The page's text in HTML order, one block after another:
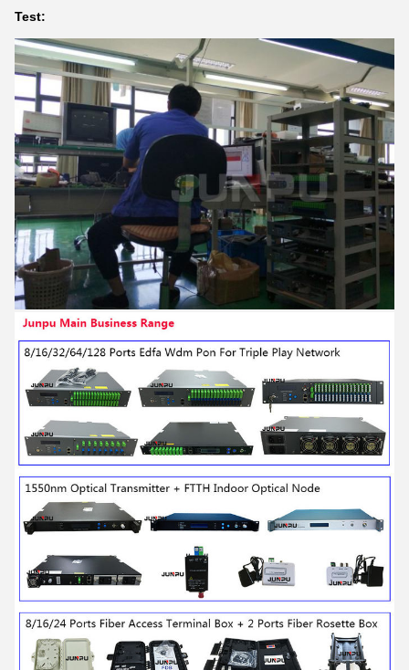
Test: